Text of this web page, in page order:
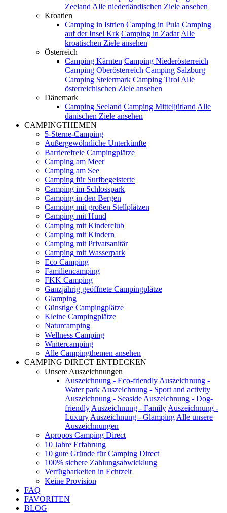
Zeeland Alle niederländischen Ziele ansehen
Kroatien
Camping in Istrien Camping in Pula Camping
auf der Insel Krk Camping in Zadar Alle
kroatischen Ziele ansehen
Österreich
Camping Kärnten Camping Niederösterreich
Camping Oberösterreich Camping Salzburg
Camping Steiermark Camping Tirol Alle
österreichischen Ziele ansehen
Dänemark
Camping Seeland Camping Mitteljütland Alle
dänischen Ziele ansehen
CAMPINGTHEMEN
5-Sterne-Camping
Außergewöhnliche Unterkünfte
Barrierefreie Campingplätze
Camping am Meer
Camping am See
Camping für Surfbegeisterte
Camping im Schlosspark
Camping in den Bergen
Camping mit großen Stellplätzen
Camping mit Hund
Camping mit Kinderclub
Camping mit Kindern
Camping mit Privatsanitär
Camping mit Wasserpark
Eco Camping
Familiencamping
FKK Camping
Ganzjährig geöffnete Campingplätze
Glamping
Günstige Campingplätze
Kleine Campingplätze
Naturcamping
Wellness Camping
Wintercamping
Alle Campingthemen ansehen
CAMPING DIRECT ENTDECKEN
Unsere Auszeichnungen
Auszeichnung - Eco-friendly Auszeichnung -
Water park Auszeichnung - Sport and activity
Auszeichnung - Seaside Auszeichnung - Dog-
friendly Auszeichnung - Family Auszeichnung -
Luxury Auszeichnung - Glamping Alle unsere
Auszeichnungen
Apropos Camping Direct
10 Jahre Erfahrung
10 gute Gründe für Camping Direct
100% sichere Zahlungsabwicklung
Verfügbarkeiten in Echtzeit
Keine Provision
FAQ
FAVORITEN
BLOG